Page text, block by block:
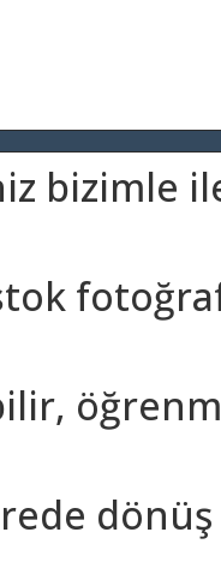
bizimle
dönüş